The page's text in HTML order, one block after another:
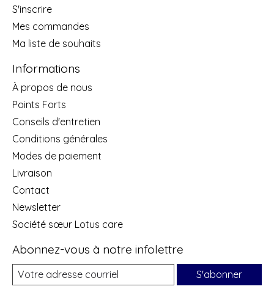
S'inscrire
Mes commandes
Ma liste de souhaits
Informations
À propos de nous
Points Forts
Conseils d'entretien
Conditions générales
Modes de paiement
Livraison
Contact
Newsletter
Société sœur Lotus care
Abonnez-vous à notre infolettre
S'abonner